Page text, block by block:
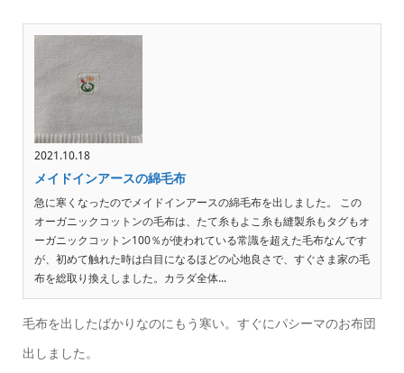
2021.10.18
メイドインアースの綿毛布
急に寒くなったのでメイドインアースの綿毛布を出しました。 この
オーガニックコットンの毛布は、たて糸もよこ糸も縫製糸もタグもオ
ーガニックコットン100％が使われている常識を超えた毛布なんです
が、初めて触れた時は白目になるほどの心地良さで、すぐさま家の毛
布を総取り換えしました。カラダ全体...
毛布を出したばかりなのにもう寒い。すぐにパシーマのお布団
出しました。